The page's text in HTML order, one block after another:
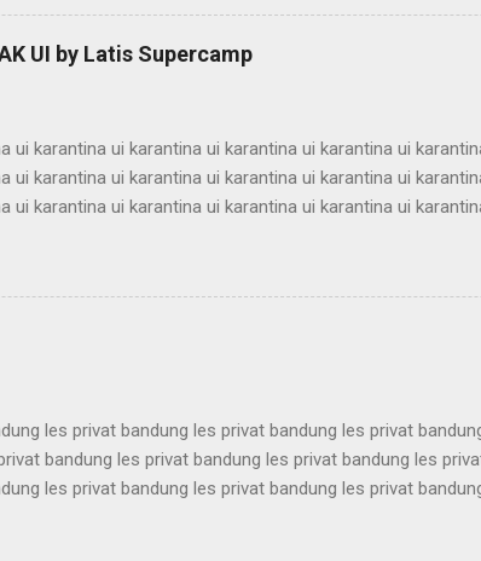
ui supercamp ui supercamp ui supercamp ui
ui supercamp ui supercamp ui supercamp ui
ui supercamp ui supercamp ui supercamp ui
ui supercamp ui supercamp ui supercamp ui
UI by Latis Supercamp
ui karantina ui karantina ui karantina ui karantina ui
ui karantina ui karantina ui karantina ui karantina ui
ui karantina ui karantina ui karantina ui karantina ui
ui karantina ui karantina ui karantina ui karantina ui
ui karantina ui karantina ui karantina ui karantina ui
ui karantina ui karantina ui karantina ui karantina ui
les privat bandung les privat bandung les privat
bandung les privat bandung les privat bandung les
les privat bandung les privat bandung les privat
les privat bandung les privat bandung les privat